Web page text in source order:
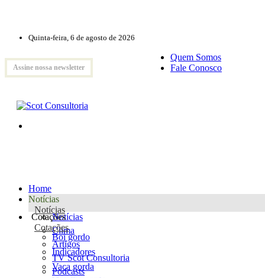
Quinta-feira, 6 de agosto de 2026
Assine nossa newsletter
Quem Somos
Fale Conosco
Home
Notícias
Notícias
Notícias
Clima
Artigos
TV Scot Consultoria
Podcasts
Cotações
Cotações
Boi gordo
Indicadores
Vaca gorda